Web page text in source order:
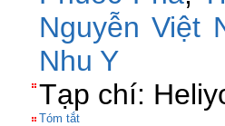
Nguyễn Việt
Nhu Y
Tạp chí:
Tóm tắt